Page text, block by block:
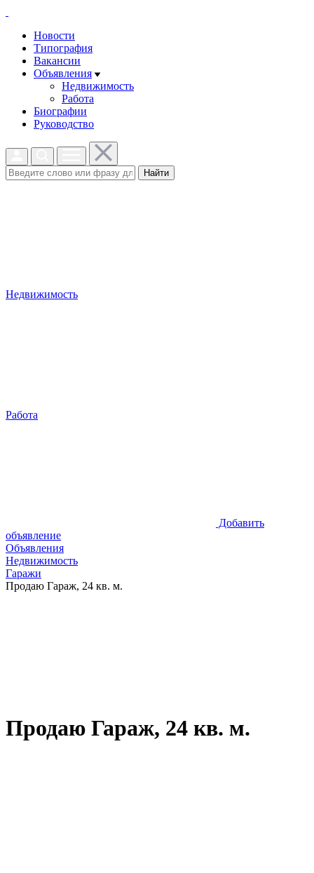
Новости
Типография
Вакансии
Объявления
Недвижимость
Работа
Биографии
Руководство
Найти
Недвижимость
Работа
Добавить
объявление
Объявления
Недвижимость
Гаражи
Продаю Гараж, 24 кв. м.
Продаю Гараж, 24 кв. м.